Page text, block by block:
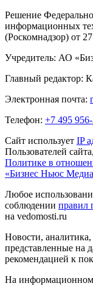
Решение
информационных
(Роскомнадзор) от
Учредитель: АО
Главный редактор:
Электронная почта:
Телефон: +7 495
Сайт использует IP
Пользователей
Политике в
«Бизнес Ньюс
Любое
соблюдении правил
на vedomosti.ru
Новости,
представленные на
рекомендацией к
На информационном